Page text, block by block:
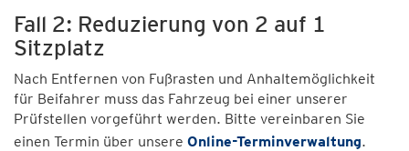
Fall 2: Reduzierung von 2 auf 1
Sitzplatz
Nach Entfernen von Fußrasten und Anhaltemöglichkeit
für Beifahrer muss das Fahrzeug bei einer unserer
Prüfstellen vorgeführt werden. Bitte vereinbaren Sie
einen Termin über unsere Online-Terminverwaltung.